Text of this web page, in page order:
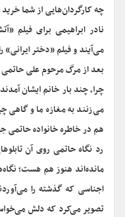
چه کارگردان‌هایی از شما
نادر ابراهیمی برای فیلم
می‌آیند و فیلم «دختر
بعد از مرگ مرحوم علی حاتمی
چرا، چند بار خانم ایشان
می‌زنند به مغازه ما و گاهی
هم در خاطره خانواده حاتمی
رد نگاه حاتمی روی آن
مانده‌اند هنوز هم هست؛
اجناسی که گذشته را
تصویر می‌کرد که دلش